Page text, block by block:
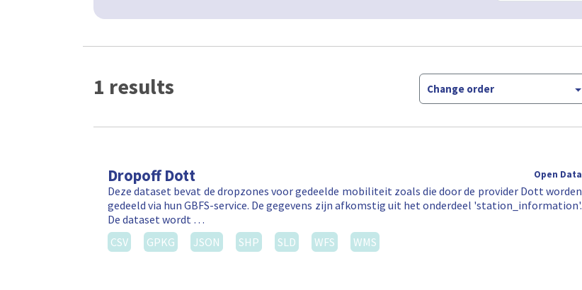
1 results Change order
Dropoff Dott Open Data
Deze dataset bevat de dropzones voor gedeelde mobiliteit zoals die door de provider Dott worden
gedeeld via hun GBFS-service. De gegevens zijn afkomstig uit het onderdeel 'station_information'.
De dataset wordt …
CSV
GPKG JSON SHP SLD WFS WMS